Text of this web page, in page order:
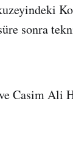
sonra
Casim Ali